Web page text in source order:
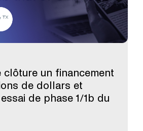
clôture un financement
de dollars et
de phase 1/1b du